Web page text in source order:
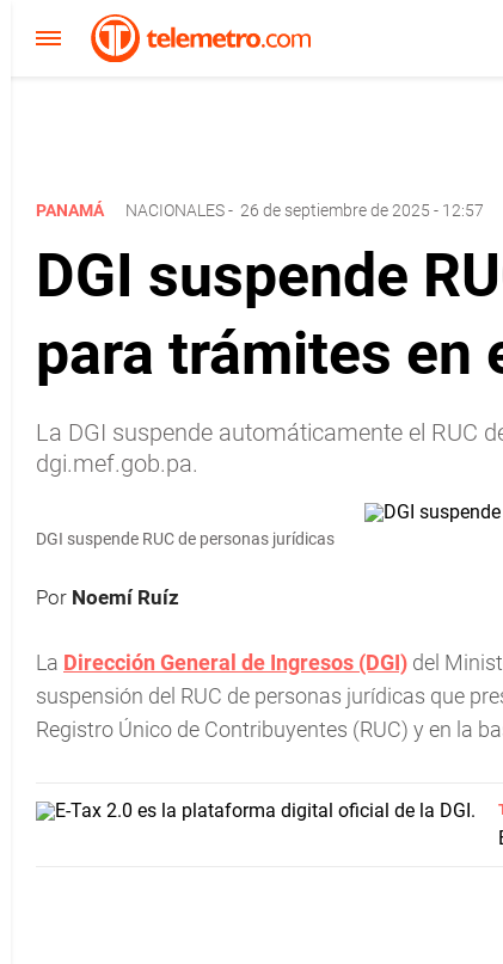
PANAMÁ NACIONALES- 26 de septiembre de 2025 - 12:57
DGI suspende
para trámites en
La DGI suspende automáticamente el RUC
dgi.mef.gob.pa.
DGI suspende RUC de personas jurídicas
Por Noemí Ruíz
La Dirección General de Ingresos (DGI) del
suspensión del RUC de personas jurídicas que
Registro Único de Contribuyentes (RUC) y en la